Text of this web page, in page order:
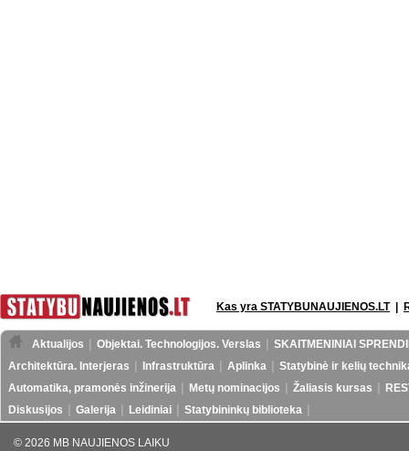
Kas yra STATYBUNAUJIENOS.LT|
Aktualijos Objektai. Technologijos. Verslas
SKAITMENINIAI
Architektūra. Interjeras
Infrastruktūra Aplinka
Statybinė ir kelių
Automatika, pramonės inžinerija
Metų nominacijos Žaliasis kursas
Diskusijos
Galerija Leidiniai Statybininkų biblioteka
© 2026 MB NAUJIENOS LAIKU